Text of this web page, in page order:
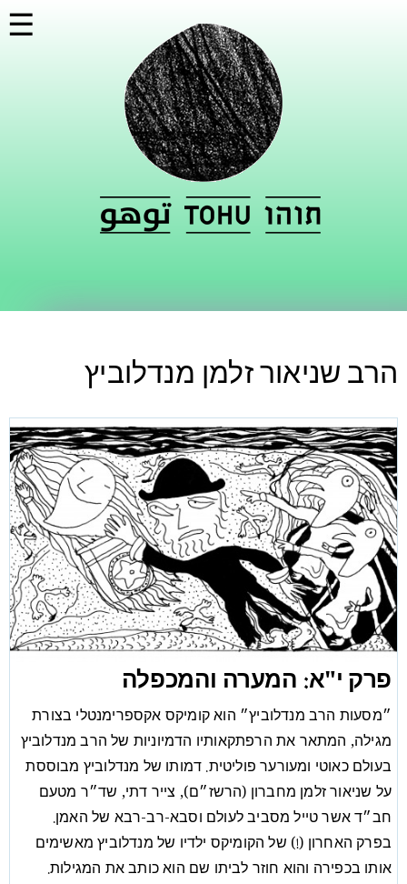
☰
הרב שניאור זלמן מנדלוביץ
פרק י"א: המערה והמכפלה
״מסעות הרב מנדלוביץ״ הוא קומיקס אקספרימנטלי בצורת
מגילה, המתאר את הרפתקאותיו הדמיוניות של הרב מנדלוביץ
בעולם כאוטי ומעורער פוליטית. דמותו של מנדלוביץ מבוססת
על שניאור זלמן מחברון (הרשז״ם), צייר דתי, שד״ר מטעם
חב״ד אשר טייל מסביב לעולם וסבא-רב-רבא של האמן.
בפרק האחרון (!) של הקומיקס ילדיו של מנדלוביץ מאשימים
אותו בכפירה והוא חוזר לביתו שם הוא כותב את המגילות.